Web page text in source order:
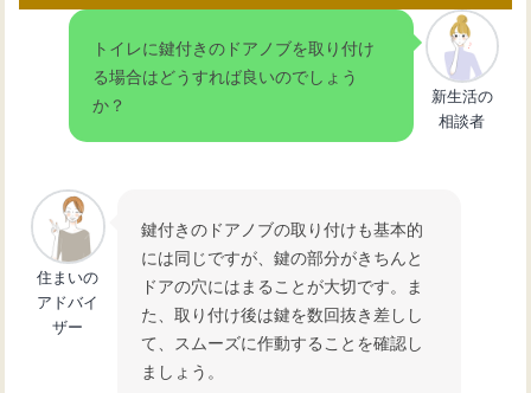
トイレに鍵付きのドアノブを取り付け
る場合はどうすれば良いのでしょう
か？
新生活の
相談者
住まいの
アドバイ
ザー
鍵付きのドアノブの取り付けも基本的
には同じですが、鍵の部分がきちんと
ドアの穴にはまることが大切です。ま
た、取り付け後は鍵を数回抜き差しし
て、スムーズに作動することを確認し
ましょう。